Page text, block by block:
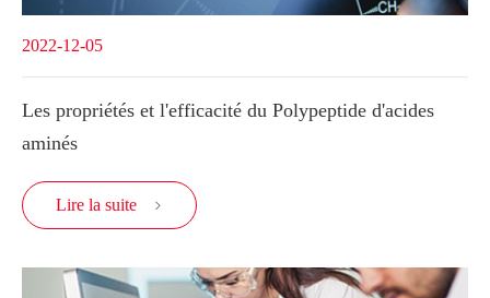
2022-12-05
Les propriétés et l'efficacité du Polypeptide d'acides
aminés
Lire la suite 